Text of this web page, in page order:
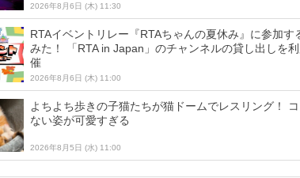
2026年8月6日 (木) 11:30
RTAイベントリレー『RTAちゃんの夏休み』に参加
みた！ 「RTA in Japan」のチャンネルの貸し出しを
催
2026年8月6日 (木) 11:00
よちよち歩きの子猫たちが猫ドームでレスリング！
ない姿が可愛すぎる
2026年8月5日 (水) 11:00